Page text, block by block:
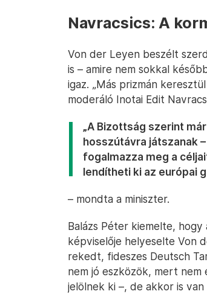
Navracsics: A
Von der Leyen beszélt
is – amire nem sokkal
igaz. „Más prizmán
moderáló Inotai Edit
„A Bizottság szerint
hosszútávra játszanak
fogalmazza meg a
lendítheti ki az európai
– mondta a miniszter.
Balázs Péter kiemelte,
képviselője helyeselte Von
rekedt, fideszes Deutsch
nem jó eszközök, mert
jelölnek ki –, de akkor is van